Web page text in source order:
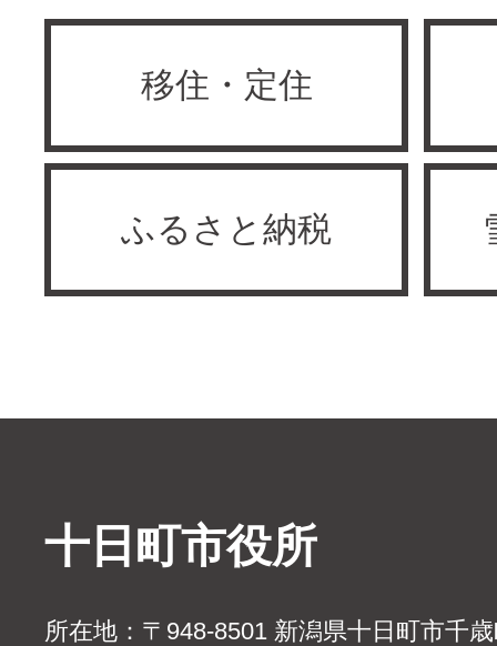
移住・定住
ふるさと納税
十日町市役所
所在地：〒948-8501 新潟県十日町市千